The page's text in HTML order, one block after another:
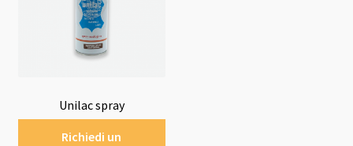
Unilac spray
Richiedi un